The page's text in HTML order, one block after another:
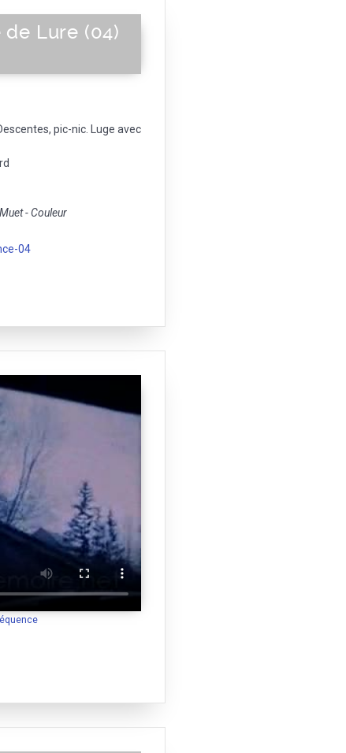
Lure (04)
pic-nic. Luge avec
- Couleur
04